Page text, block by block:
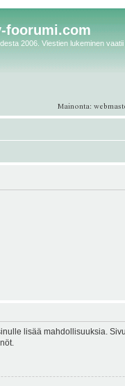
foorumi.com
2006. Viestien lukeminen
lisää mahdollisuuksia.